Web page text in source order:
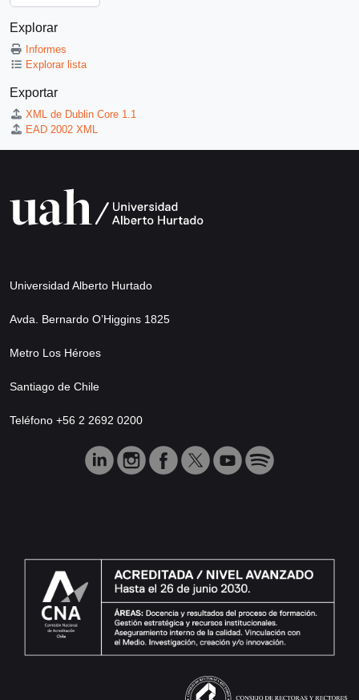
Explorar
Informes
Explorar lista
Exportar
XML de Dublin Core 1.1
EAD 2002 XML
Universidad Alberto Hurtado
Avda. Bernardo O’Higgins 1825
Metro Los Héroes
Santiago de Chile
Teléfono +56 2 2692 0200